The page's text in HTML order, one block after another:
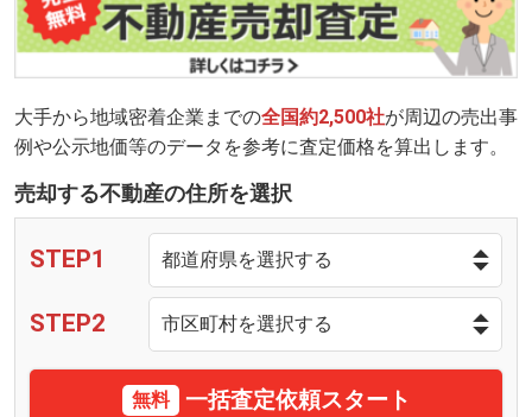
大手から地域密着企業までの全国約2,500社が周辺の売出事
例や公示地価等のデータを参考に査定価格を算出します。
売却する不動産の住所を選択
STEP1
STEP2
無料 一括査定依頼スタート